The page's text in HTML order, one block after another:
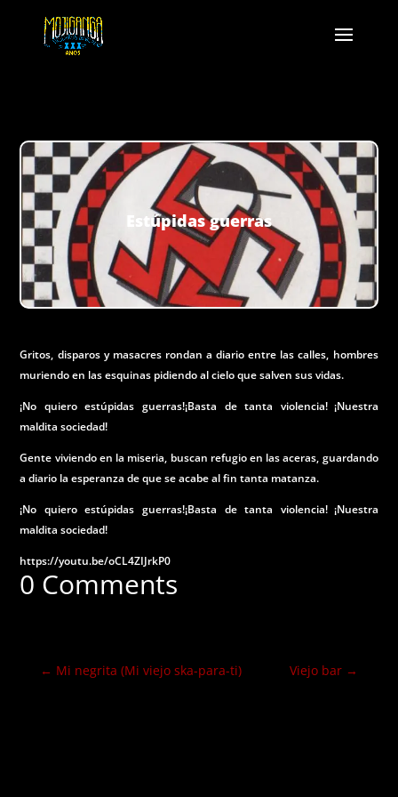
Estúpidas guerras
Gritos, disparos y masacres rondan a diario entre las calles, hombres
muriendo en las esquinas pidiendo al cielo que salven sus vidas.
¡No quiero estúpidas guerras!¡Basta de tanta violencia! ¡Nuestra
maldita sociedad!
Gente viviendo en la miseria, buscan refugio en las aceras, guardando
a diario la esperanza de que se acabe al fin tanta matanza.
¡No quiero estúpidas guerras!¡Basta de tanta violencia! ¡Nuestra
maldita sociedad!
https://youtu.be/oCL4ZIJrkP0
0 Comments
← Mi negrita (Mi viejo ska-para-ti) Viejo bar →